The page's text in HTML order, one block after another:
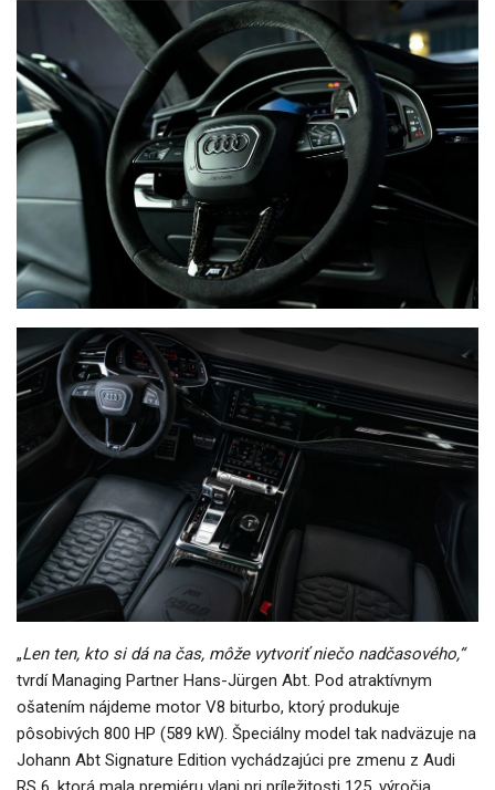
„Len ten, kto si dá na čas, môže vytvoriť niečo nadčasového,“
tvrdí Managing Partner Hans-Jürgen Abt. Pod atraktívnym
ošatením nájdeme motor V8 biturbo, ktorý produkuje
pôsobivých 800 HP (589 kW). Špeciálny model tak nadväzuje na
Johann Abt Signature Edition vychádzajúci pre zmenu z Audi